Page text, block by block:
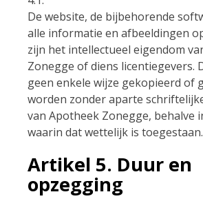
De website, de bijbehorende
alle informatie en afbeeldingen
zijn het intellectueel eigendom
Zonegge of diens licentiegevers.
geen enkele wijze gekopieerd of
worden zonder aparte
van Apotheek Zonegge, behalve
waarin dat wettelijk is toegestaan.
Artikel 5. Duur en
opzegging